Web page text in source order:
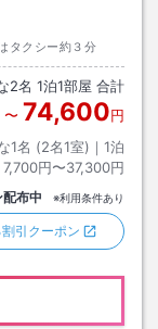
タクシー約３分
2名 1泊1部屋 合計
〜 74,600円
1名 (2名1室)｜ 1泊
7,700円〜37,300円
布中 ※利用条件あり
引クーポン